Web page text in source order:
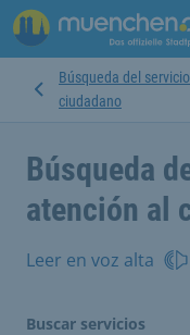
Búsqueda del
ciudadano
Búsqueda
atención al
Leer en voz alta
Buscar servicios